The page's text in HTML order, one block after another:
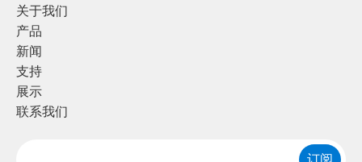
关于我们
产品
新闻
支持
展示
联系我们